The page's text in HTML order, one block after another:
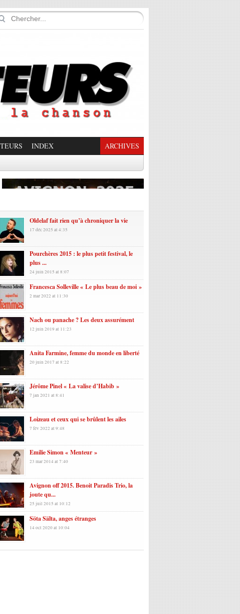
INDEX ARCHIVES
Oldelaf fait rien qu’à chroniquer la vie
17 déc 2025 at 4:35
Pourchères 2015 : le plus petit festival, le
plus ...
24 juin 2015 at 8:07
Francesca Solleville « Le plus beau de moi »
2 mar 2022 at 11:30
Nach ou panache ? Les deux assurément
12 juin 2019 at 11:23
Anita Farmine, femme du monde en liberté
20 juin 2017 at 8:22
Jérôme Pinel « La valise d’Habib »
7 jan 2021 at 8:41
Loizeau et ceux qui se brûlent les ailes
7 fév 2022 at 9:48
Emilie Simon « Menteur »
23 mar 2014 at 7:40
Avignon off 2015. Benoit Paradis Trio, la
joute qu...
25 juil 2015 at 10:12
Söta Sälta, anges étranges
14 oct 2020 at 10:04